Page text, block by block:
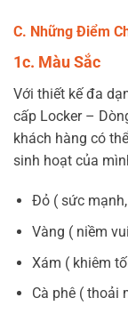
C. Những Điểm
1c. Màu Sắc
Với thiết kế đa
cấp Locker –
khách hàng có
sinh hoạt của
Đỏ ( sức
Vàng ( niềm
Xám ( khiêm
Cà phê ( thoải